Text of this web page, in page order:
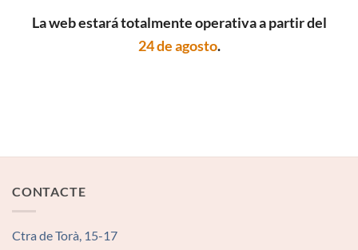
La web estará totalmente operativa a partir del
24 de agosto.
CONTACTE
Ctra de Torà, 15-17